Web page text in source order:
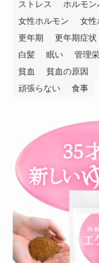
ストレス
ホルモン
女性ホルモン
女性
更年期
更年期症状
白髪
眠い 管理
貧血
貧血の原因
頑張らない
食事